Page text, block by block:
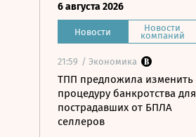
6 августа 2026
Новости Новости
компаний
21:59 / Экономика
ТПП предложила изменить
процедуру банкротства для
пострадавших от БПЛА
селлеров